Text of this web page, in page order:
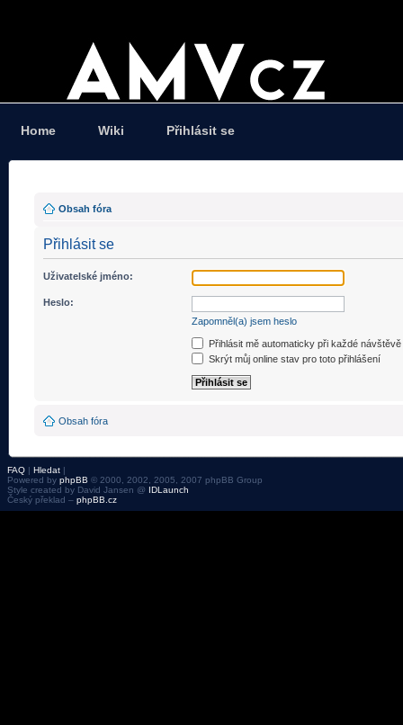
Home Wiki Přihlásit se
Obsah fóra
Přihlásit se
Uživatelské jméno:
Heslo:
Zapomněl(a) jsem heslo
Přihlásit mě automaticky při každé návštěvě
Skrýt můj online stav pro toto přihlášení
Obsah fóra
FAQ | Hledat |
Powered by phpBB © 2000, 2002, 2005, 2007 phpBB Group
Style created by David Jansen @ IDLaunch
Český překlad – phpBB.cz